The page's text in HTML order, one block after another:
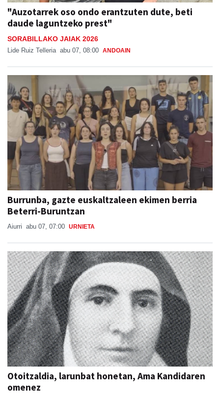
"Auzotarrek oso ondo erantzuten dute, beti
daude laguntzeko prest"
SORABILLAKO JAIAK 2026
Lide Ruiz Telleria abu 07, 08:00 ANDOAIN
Burrunba, gazte euskaltzaleen ekimen berria
Beterri-Buruntzan
Aiurri abu 07, 07:00 URNIETA
Otoitzaldia, larunbat honetan, Ama Kandidaren
omenez